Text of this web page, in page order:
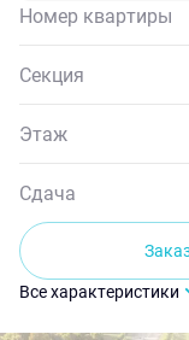
Номер квартиры
Секция
Этаж
Сдача
Все характеристики